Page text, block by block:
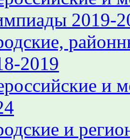
2019-
2019
и
и